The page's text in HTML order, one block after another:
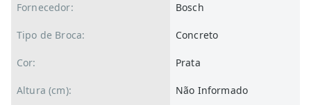
Fornecedor: Bosch
Tipo de Broca: Concreto
Cor: Prata
Altura (cm): Não Informado